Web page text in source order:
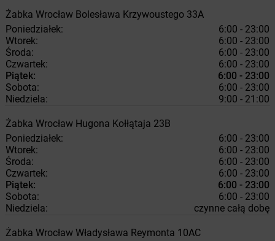
Żabka Wrocław Bolesława Krzywoustego 33A
Poniedziałek:
6:00 - 23:00
Wtorek:
6:00 - 23:00
Środa:
6:00 - 23:00
Czwartek:
6:00 - 23:00
Piątek:
6:00 - 23:00
Sobota:
6:00 - 23:00
Niedziela:
9:00 - 21:00
Żabka Wrocław Hugona Kołłątaja 23B
Poniedziałek:
6:00 - 23:00
Wtorek:
6:00 - 23:00
Środa:
6:00 - 23:00
Czwartek:
6:00 - 23:00
Piątek:
6:00 - 23:00
Sobota:
6:00 - 23:00
Niedziela:
czynne całą dobę
Żabka Wrocław Władysława Reymonta 10AC